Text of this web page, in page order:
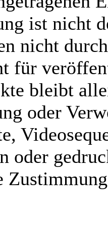
ist nicht
nicht
für
bleibt
oder
oder